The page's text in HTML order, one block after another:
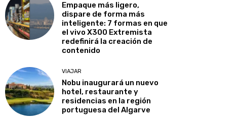
Empaque más ligero,
dispare de forma más
inteligente: 7 formas en que
el vivo X300 Extremista
redefinirá la creación de
contenido
VIAJAR
Nobu inaugurará un nuevo
hotel, restaurante y
residencias en la región
portuguesa del Algarve